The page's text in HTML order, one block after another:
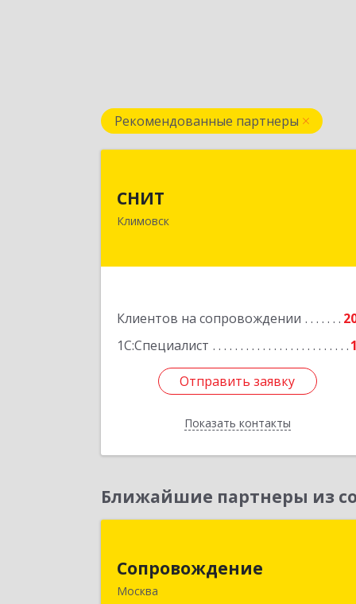
Рекомендованные партнеры
СНИТ
Климовск
Клиентов на сопровождении
1С:Специалист
1
Отправить заявку
Показать контакты
Отправить заявку
Назад
Ближайшие партнеры из
Сопровождение
Москва
117198, Москва г, Саморы Машела ул,